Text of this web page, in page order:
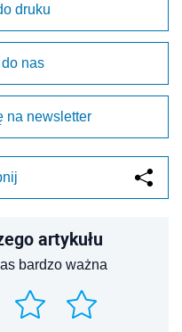
druku
nas
na newsletter
artykułu
bardzo ważna